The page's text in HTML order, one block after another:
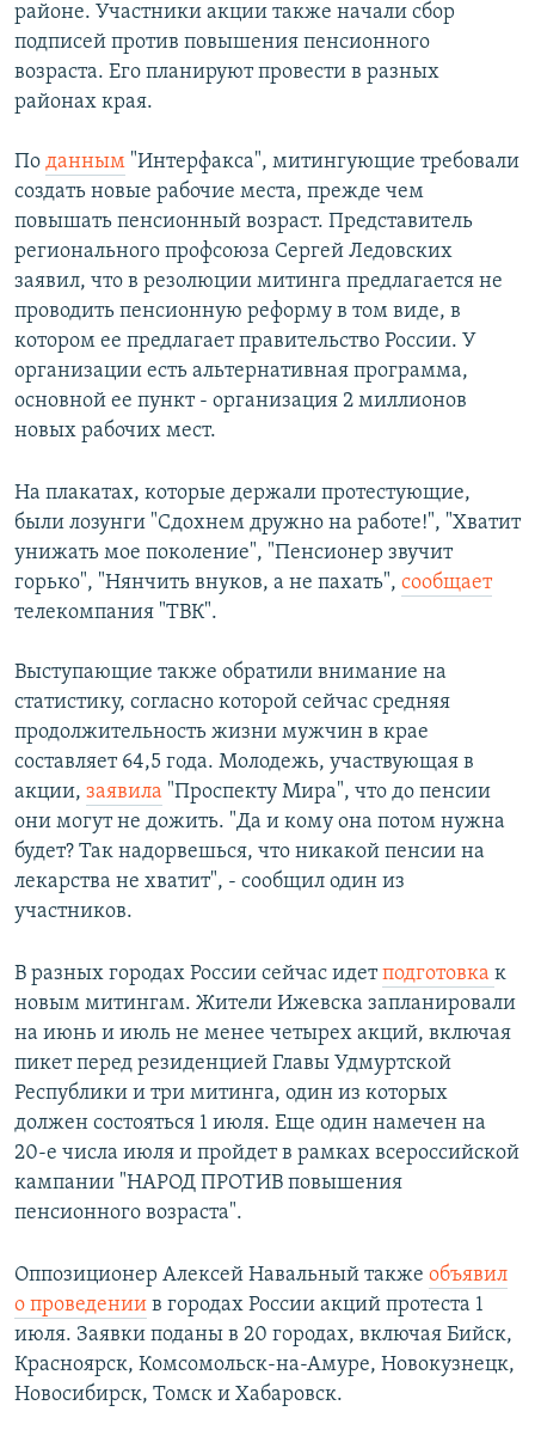
районе. Участники акции также начали сбор
подписей против повышения пенсионного
возраста. Его планируют провести в разных
районах края.
По данным "Интерфакса", митингующие требовали
создать новые рабочие места, прежде чем
повышать пенсионный возраст. Представитель
регионального профсоюза Сергей Ледовских
заявил, что в резолюции митинга предлагается не
проводить пенсионную реформу в том виде, в
котором ее предлагает правительство России. У
организации есть альтернативная программа,
основной ее пункт - организация 2 миллионов
новых рабочих мест.
На плакатах, которые держали протестующие,
были лозунги "Сдохнем дружно на работе!", "Хватит
унижать мое поколение", "Пенсионер звучит
горько", "Нянчить внуков, а не пахать", сообщает
телекомпания "ТВК".
Выступающие также обратили внимание на
статистику, согласно которой сейчас средняя
продолжительность жизни мужчин в крае
составляет 64,5 года. Молодежь, участвующая в
акции, заявила "Проспекту Мира", что до пенсии
они могут не дожить. "Да и кому она потом нужна
будет? Так надорвешься, что никакой пенсии на
лекарства не хватит", - сообщил один из
участников.
В разных городах России сейчас идетподготовка к
новым митингам. Жители Ижевска запланировали
на июнь и июль не менее четырех акций, включая
пикет перед резиденцией Главы Удмуртской
Республики и три митинга, один из которых
должен состояться 1 июля. Еще один намечен на
20-е числа июля и пройдет в рамках всероссийской
кампании "НАРОД ПРОТИВ повышения
пенсионного возраста".
Оппозиционер Алексей Навальный также объявил
о проведении в городах России акций протеста 1
июля. Заявки поданы в 20 городах, включая Бийск,
Красноярск, Комсомольск-на-Амуре, Новокузнецк,
Новосибирск, Томск и Хабаровск.